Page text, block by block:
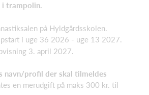
i trampolin.
på Hyldgårdsskolen.
i uge 36 2026 - uge 13 2027.
3. april 2027.
navn/profil der skal tilmeldes
en merudgift på maks 300 kr. til